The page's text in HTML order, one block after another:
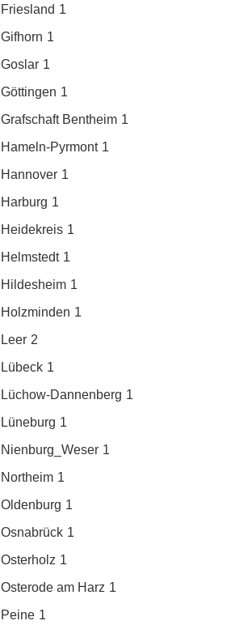
Friesland 1
Gifhorn 1
Goslar 1
Göttingen 1
Grafschaft Bentheim 1
Hameln-Pyrmont 1
Hannover 1
Harburg 1
Heidekreis 1
Helmstedt 1
Hildesheim 1
Holzminden 1
Leer 2
Lübeck 1
Lüchow-Dannenberg 1
Lüneburg 1
Nienburg_Weser 1
Northeim 1
Oldenburg 1
Osnabrück 1
Osterholz 1
Osterode am Harz 1
Peine 1